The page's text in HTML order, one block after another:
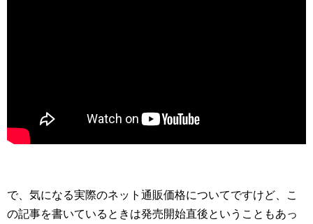
で、気になる実際のネット通販価格についてですけど、こ
の記事を書いているときは発売開始直後ということもあっ